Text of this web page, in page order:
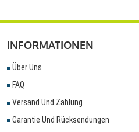
INFORMATIONEN
Über Uns
FAQ
Versand Und Zahlung
Garantie Und Rücksendungen